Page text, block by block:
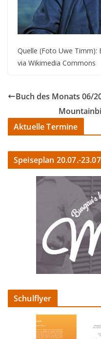
Quelle (Foto Uwe Timm):
via Wikimedia Commons
Buch des Monats 06/
Aktuelle Termine
Speiseplan 20.07.-
Schulflyer